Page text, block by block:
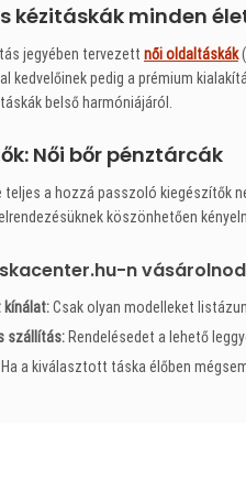
kézitáskák minden
jegyében tervezett női oldaltáskák
kedvelőinek pedig a prémium
belső harmóniájáról.
Női bőr pénztárcák
a hozzá passzoló kiegészítők
köszönhetően
n
kínálat:Csak olyan modelleket
szállítás: Rendelésedet a lehető
Ha a kiválasztott táska élőben